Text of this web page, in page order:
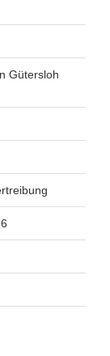
Gütersloh